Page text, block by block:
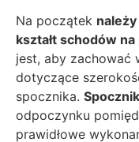
Na początek
kształt schodów
jest, aby zachować
dotyczące
spocznika. Spocznik
odpoczynku
prawidłowe